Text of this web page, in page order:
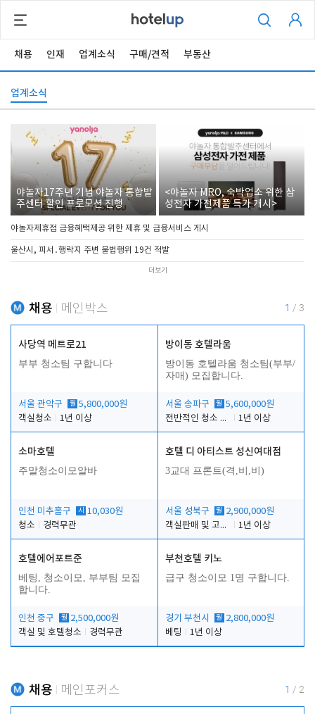
채용 인재 업계소식 구매/견적 부동산
업계소식
야놀자17주년 기념 야놀자 통합발
주센터 할인 프로모션 진행
<야놀자 MRO, 숙박업소 위한 삼
성전자 가전제품 특가 개시>
야놀자제휴점 금융혜택제공 위한 제휴 및 금융서비스 게시
울산시, 피서․행락지 주변 불법행위 19건 적발
더보기
채용 메인박스 1 / 3
사당역 메트로21
부부 청소팀 구합니다
서울 관악구 월 5,800,000원
객실청소
1년 이상
방이동 호텔라움
방이동 호텔라움 청소팀(부부/
자매) 모집합니다.
서울 송파구 월 5,600,000원
전반적인 청소 업무(객실청소.객실정리)
1년 이상
소마호텔
주말청소이모알바
인천 미추홀구 시 10,030원
청소
경력무관
호텔 디 아티스트 성신여대점
3교대 프론트(격,비,비)
서울 성북구 월 2,900,000원
객실판매 및 고객응대
1년 이상
호텔에어포트준
베팅, 청소이모, 부부팀 모집
합니다.
인천 중구 월 2,500,000원
객실 및 호텔청소
경력무관
부천호텔 키노
급구 청소이모 1명 구합니다.
경기 부천시 월 2,800,000원
베팅
1년 이상
채용 메인포커스 1 / 2